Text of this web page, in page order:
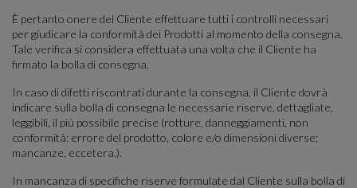
È pertanto onere del Cliente effettuare tutti i controlli necessari
per giudicare la conformità dei Prodotti al momento della consegna.
Tale verifica si considera effettuata una volta che il Cliente ha
firmato la bolla di consegna.
In caso di difetti riscontrati durante la consegna, il Cliente dovrà
indicare sulla bolla di consegna le necessarie riserve, dettagliate,
leggibili, il più possibile precise (rotture, danneggiamenti, non
conformità: errore del prodotto, colore e/o dimensioni diverse;
mancanze, eccetera.).
In mancanza di specifiche riserve formulate dal Cliente sulla bolla di